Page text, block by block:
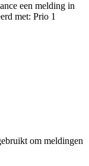
een melding in
met: Prio 1
om meldingen